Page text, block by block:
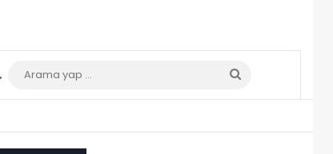
Dış görünümü değiştir
Arama
yap
...